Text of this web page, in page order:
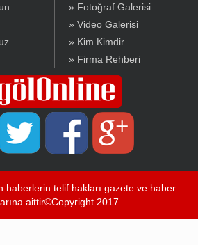
» Fotoğraf Galerisi
» Video Galerisi
» Kim Kimdir
» Firma Rehberi
haberlerin telif hakları gazete ve haber
aittir©Copyright 2017